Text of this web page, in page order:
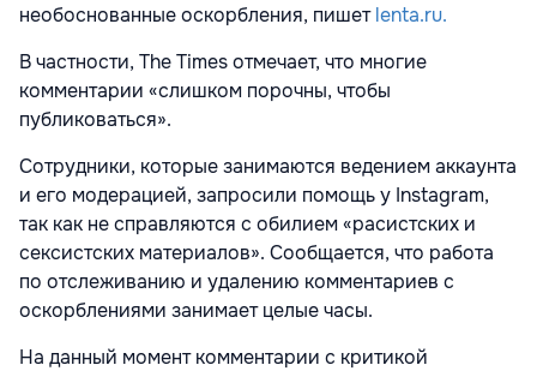
необоснованные оскорбления, пишетlenta.ru.
В частности, The Times отмечает, что многие
комментарии «слишком порочны, чтобы
публиковаться».
Сотрудники, которые занимаются ведением аккаунта
и его модерацией, запросили помощь у Instagram,
так как не справляются с обилием «расистских и
сексистских материалов». Сообщается, что работа
по отслеживанию и удалению комментариев с
оскорблениями занимает целые часы.
На данный момент комментарии с критикой